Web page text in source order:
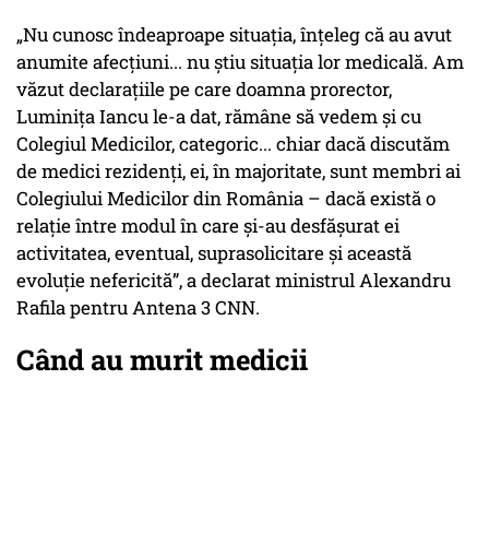
„Nu cunosc îndeaproape situaţia, înţeleg că au avut
anumite afecţiuni... nu ştiu situaţia lor medicală. Am
văzut declaraţiile pe care doamna prorector,
Luminiţa Iancu le-a dat, rămâne să vedem şi cu
Colegiul Medicilor, categoric... chiar dacă discutăm
de medici rezidenţi, ei, în majoritate, sunt membri ai
Colegiului Medicilor din România – dacă există o
relaţie între modul în care şi-au desfăşurat ei
activitatea, eventual, suprasolicitare şi această
evoluţie nefericită”, a declarat ministrul Alexandru
Rafila pentru Antena 3 CNN.
Când au murit medicii